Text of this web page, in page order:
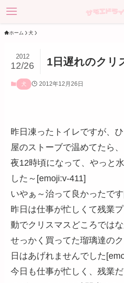
ホーム 犬
1日遅れのクリ
2012
12/26
犬 2012年12月26日
昨日凍ったトイレですが、
屋のストーブで温めてたら、
夜12時頃になって、やっと
した～[emoji:v-411]
いやぁ～治って良かったで
昨日は仕事が忙しくて残業
動でクリスマスどころではな
せっかく買ってた瑠璃達の
日はあげれませんでした
今日も仕事が忙しく、残業